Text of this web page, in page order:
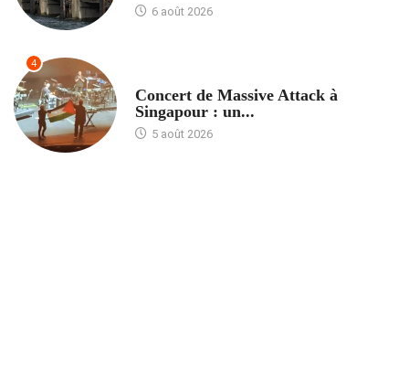
6 août 2026
4
Concert de Massive Attack à
Singapour : un...
5 août 2026